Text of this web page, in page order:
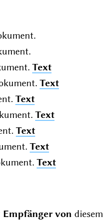
Text
Text
Text
Text
Text
Text
Text
Empfänger von